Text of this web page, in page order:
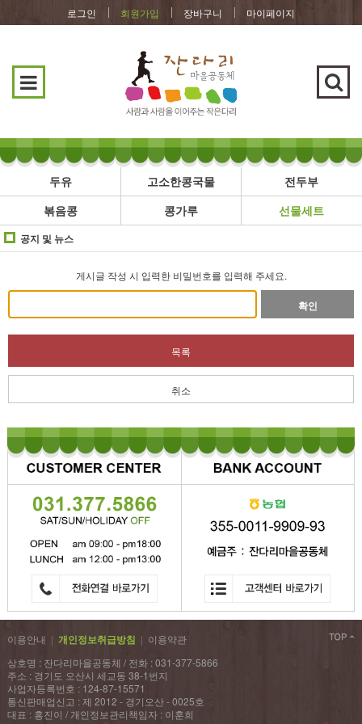
로그인 회원가입 장바구니 마이페이지
두유 고소한콩국물
전두부
볶음콩
콩가루 선물세트
공지 및 뉴스
게시글 작성 시 입력한 비밀번호를 입력해 주세요.
확인
목록
취소
이용안내 | 개인정보취급방침 | 이용약관
상호명 : 잔다리마을공동체 / 전화 : 031-377-5866
주소 : 경기도 오산시 세교동 38-1번지
사업자등록번호 : 124-87-15571
통신판매업신고 : 제 2012 - 경기오산 - 0025호
대표 : 홍진이 / 개인정보관리책임자 : 이훈희